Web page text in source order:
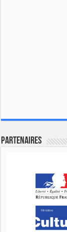
Partenaires